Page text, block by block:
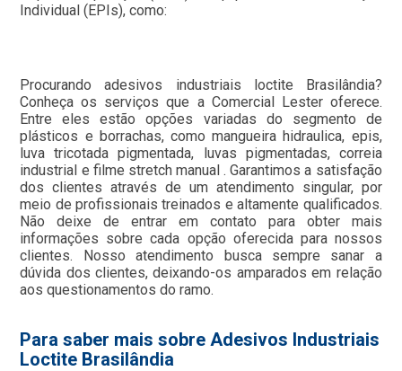
Individual (EPIs), como:
Procurando adesivos industriais loctite Brasilândia?
Conheça os serviços que a Comercial Lester oferece.
Entre eles estão opções variadas do segmento de
plásticos e borrachas, como mangueira hidraulica, epis,
luva tricotada pigmentada, luvas pigmentadas, correia
industrial e filme stretch manual . Garantimos a satisfação
dos clientes através de um atendimento singular, por
meio de profissionais treinados e altamente qualificados.
Não deixe de entrar em contato para obter mais
informações sobre cada opção oferecida para nossos
clientes. Nosso atendimento busca sempre sanar a
dúvida dos clientes, deixando-os amparados em relação
aos questionamentos do ramo.
Para saber mais sobre Adesivos Industriais
Loctite Brasilândia